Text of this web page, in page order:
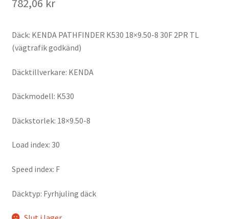
782,06 kr
Däck: KENDA PATHFINDER K530 18×9.50-8 30F 2PR TL
(vägtrafik godkänd)
Däcktillverkare: KENDA
Däckmodell: K530
Däckstorlek: 18×9.50-8
Load index: 30
Speed index: F
Däcktyp: Fyrhjuling däck